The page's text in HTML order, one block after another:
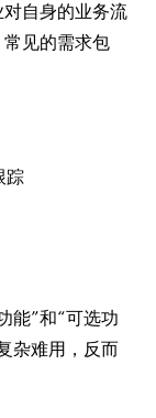
自身的业务流
见的需求包
踪
能”和“可选功
杂难用，反而